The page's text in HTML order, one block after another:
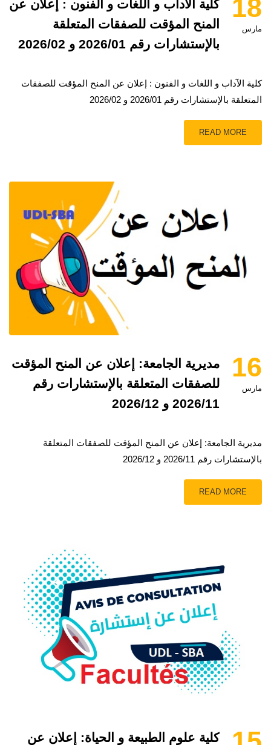
18
مارس
كلية الآداب و اللغات و الفنون : إعلان عن
المنح المؤقت للصفقات المتعلقة
بالإستشارات رقم 2026/01 و 2026/02
كلية الآداب و اللغات و الفنون : إعلان عن المنح المؤقت للصفقات
المتعلقة بالإستشارات رقم 2026/01 و 2026/02
READ MORE
16
مارس
مديرية الجامعة: إعلان عن المنح المؤقت
للصفقات المتعلقة بالإستشارات رقم
2026/11 و 2026/12
مديرية الجامعة: إعلان عن المنح المؤقت للصفقات المتعلقة
بالإستشارات رقم 2026/11 و 2026/12
READ MORE
كلية علوم الطبيعة و الحياة: إعلان عن